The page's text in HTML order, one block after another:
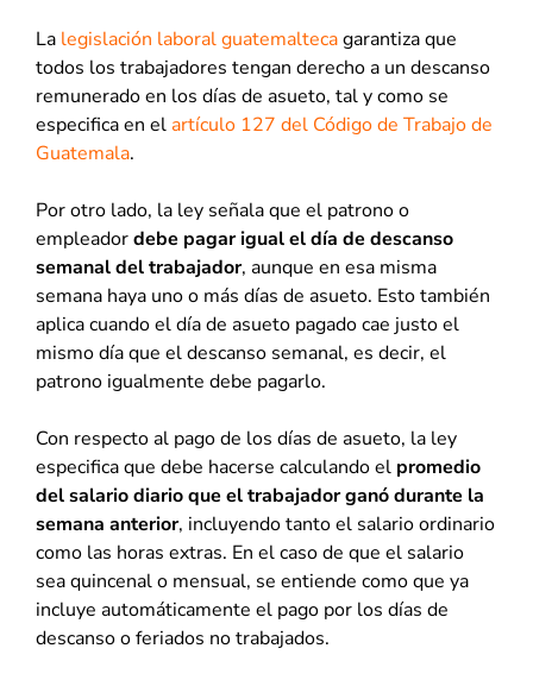
La legislación laboral guatemaltecagarantiza que
todos los trabajadores tengan derecho a un descanso
remunerado en los días de asueto, tal y como se
especifica en elartículo 127 del Código de Trabajo de
Guatemala.
Por otro lado, la ley señala que el patrono o
empleadordebe pagar igual el día de descanso
semanal del trabajador, aunque en esa misma
semana haya uno o más días de asueto. Esto también
aplica cuando el día de asueto pagado cae justo el
mismo día que el descanso semanal, es decir, el
patrono igualmente debe pagarlo.
Con respecto al pago de los días de asueto, la ley
especifica que debe hacerse calculando el promedio
del salario diario que el trabajador ganó durante la
semana anterior, incluyendo tanto el salario ordinario
como las horas extras. En el caso de que el salario
sea quincenal o mensual, se entiende como que ya
incluye automáticamente el pago por los días de
descanso o feriados no trabajados.